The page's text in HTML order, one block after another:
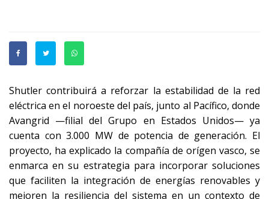
Shutler contribuirá a reforzar la estabilidad de la red
eléctrica en el noroeste del país, junto al Pacífico, donde
Avangrid —filial del Grupo en Estados Unidos— ya
cuenta con 3.000 MW de potencia de generación. El
proyecto, ha explicado la compañía de orígen vasco, se
enmarca en su estrategia para incorporar soluciones
que faciliten la integración de energías renovables y
mejoren la resiliencia del sistema en un contexto de